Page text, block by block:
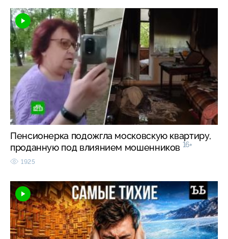
Пенсионерка подожгла московскую квартиру,
проданную под влиянием мошенников 16+
1925